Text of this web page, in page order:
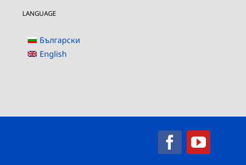
LANGUAGE
Български
English
Facebook